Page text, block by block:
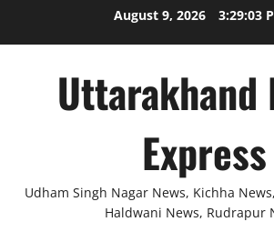
August 9, 2026 3:29:04
Uttarakhand
Express
Udham Singh Nagar News, Kichha
Haldwani News, Rudrapur